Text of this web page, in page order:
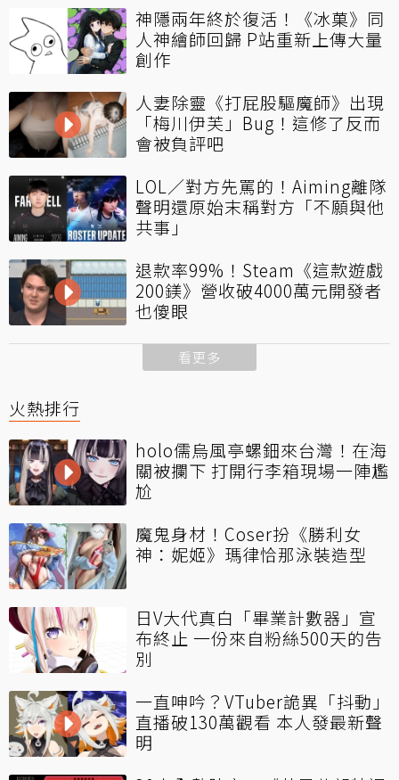
神隱兩年終於復活！《冰菓》同
人神繪師回歸 P站重新上傳大量
創作
人妻除靈《打屁股驅魔師》出現
「梅川伊芙」Bug！這修了反而
會被負評吧
LOL／對方先罵的！Aiming離隊
聲明還原始末稱對方「不願與他
共事」
退款率99%！Steam《這款遊戲
200鎂》營收破4000萬元開發者
也傻眼
看更多
火熱排行
holo儒烏風亭螺鈿來台灣！在海
關被攔下 打開行李箱現場一陣尷
尬
魔鬼身材！Coser扮《勝利女
神：妮姬》瑪律恰那泳裝造型
日V大代真白「畢業計數器」宣
布終止 一份來自粉絲500天的告
別
一直呻吟？VTuber詭異「抖動」
直播破130萬觀看 本人發最新聲
明